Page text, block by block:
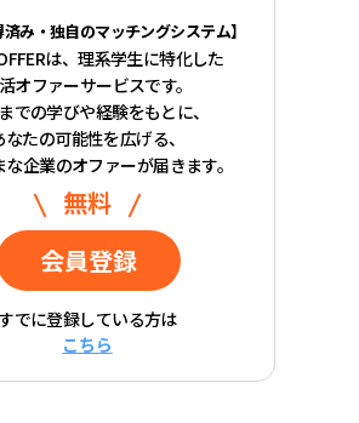
済み・独自のマッチングシステム】
は、理系学生に特化した
オファーサービスです。
での学びや経験をもとに、
なたの可能性を広げる、
な企業のオファーが届きます。
無料
会員登録
でに登録している方は
こちら